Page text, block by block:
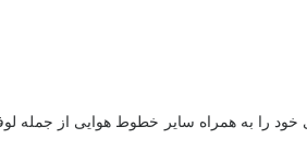
خود را به همراه سایر خطوط هوایی از جمله